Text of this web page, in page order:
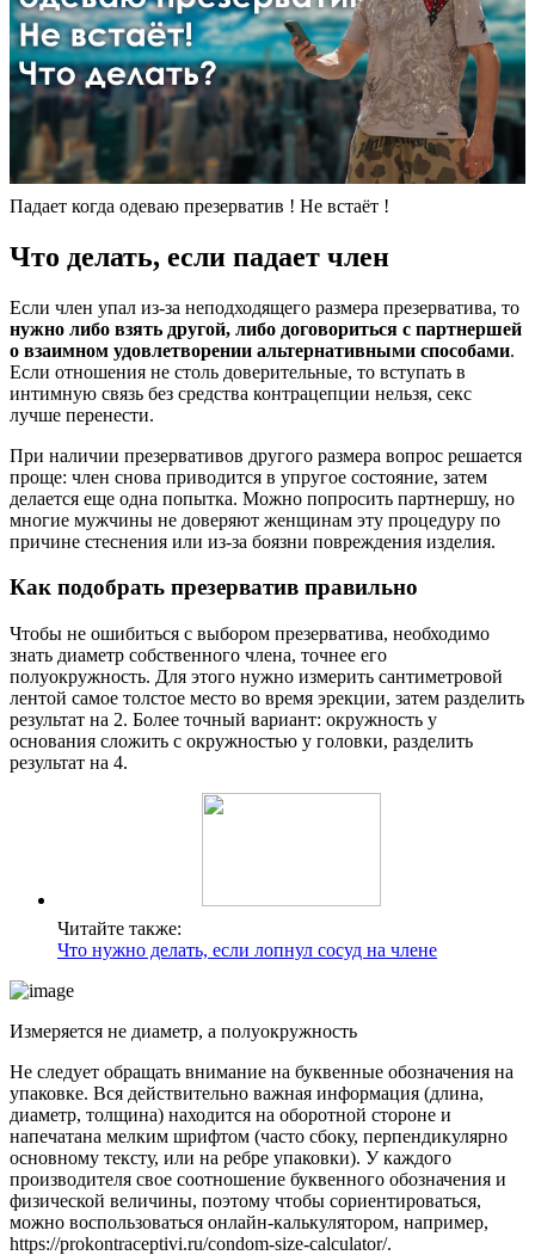
Падает когда одеваю презерватив ! Не встаёт !
Что делать, если падает член
Если член упал из-за неподходящего размера презерватива, то
нужно либо взять другой, либо договориться с партнершей
о взаимном удовлетворении альтернативными способами.
Если отношения не столь доверительные, то вступать в
интимную связь без средства контрацепции нельзя, секс
лучше перенести.
При наличии презервативов другого размера вопрос решается
проще: член снова приводится в упругое состояние, затем
делается еще одна попытка. Можно попросить партнершу, но
многие мужчины не доверяют женщинам эту процедуру по
причине стеснения или из-за боязни повреждения изделия.
Как подобрать презерватив правильно
Чтобы не ошибиться с выбором презерватива, необходимо
знать диаметр собственного члена, точнее его
полуокружность. Для этого нужно измерить сантиметровой
лентой самое толстое место во время эрекции, затем разделить
результат на 2. Более точный вариант: окружность у
основания сложить с окружностью у головки, разделить
результат на 4.
Читайте также:
Что нужно делать, если лопнул сосуд на члене
Измеряется не диаметр, а полуокружность
Не следует обращать внимание на буквенные обозначения на
упаковке. Вся действительно важная информация (длина,
диаметр, толщина) находится на оборотной стороне и
напечатана мелким шрифтом (часто сбоку, перпендикулярно
основному тексту, или на ребре упаковки). У каждого
производителя свое соотношение буквенного обозначения и
физической величины, поэтому чтобы сориентироваться,
можно воспользоваться онлайн-калькулятором, например,
https://prokontraceptivi.ru/condom-size-calculator/.